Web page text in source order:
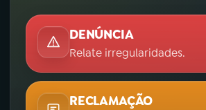
DENÚNCIA
Relate irregularidades.
RECLAMAÇÃO